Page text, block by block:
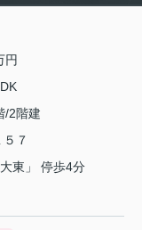
円
/2階建
７
東」 停歩4分